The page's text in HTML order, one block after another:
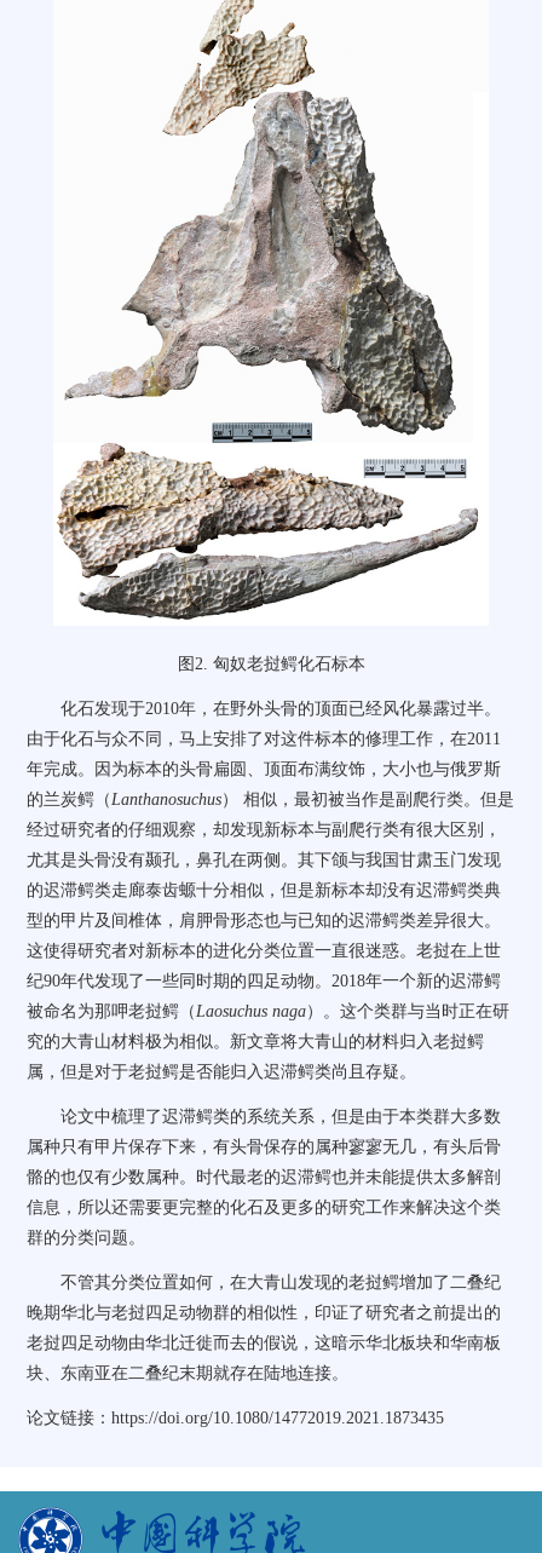
图 2. 匈奴老挝鳄化石标本
化石发现于2010年，在野外头骨的顶面已经风化暴露过半。
由于化石与众不同，马上安排了对这件标本的修理工作，在2011
年完成。因为标本的头骨扁圆、顶面布满纹饰，大小也与俄罗斯
的兰炭鳄（Lanthanosuchus）
相似，最初被当作是副爬行类。但是
经过研究者的仔细观察，却发现新标本与副爬行类有很大区别，
尤其是头骨没有颞孔，鼻孔在两侧。其下颌与我国甘肃玉门发现
的迟滞鳄类走廊泰齿螈十分相似，但是新标本却没有迟滞鳄类典
型的甲片及间椎体，肩胛骨形态也与已知的迟滞鳄类差异很大。
这使得研究者对新标本的进化分类位置一直很迷惑。老挝在上世
纪90年代发现了一些同时期的四足动物。2018年一个新的迟滞鳄
被命名为那呷老挝鳄（Laosuchus naga）。这个类群与当时正在研
究的大青山材料极为相似。新文章将大青山的材料归入老挝鳄
属，但是对于老挝鳄是否能归入迟滞鳄类尚且存疑。
论文中梳理了迟滞鳄类的系统关系，但是由于本类群大多数
属种只有甲片保存下来，有头骨保存的属种寥寥无几，有头后骨
骼的也仅有少数属种。时代最老的迟滞鳄也并未能提供太多解剖
信息，所以还需要更完整的化石及更多的研究工作来解决这个类
群的分类问题。
不管其分类位置如何，在大青山发现的老挝鳄增加了二叠纪
晚期华北与老挝四足动物群的相似性，印证了研究者之前提出的
老挝四足动物由华北迁徙而去的假说，这暗示华北板块和华南板
块、东南亚在二叠纪末期就存在陆地连接。
论文链接：https://doi.org/10.1080/14772019.2021.1873435